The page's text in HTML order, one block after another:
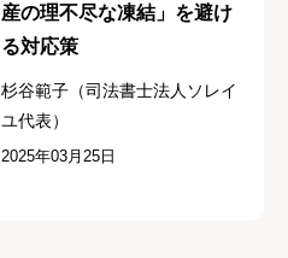
産の理不尽な凍結」を避け
る対応策
杉谷範子（司法書士法人ソレイ
ユ代表）
2025年03月25日